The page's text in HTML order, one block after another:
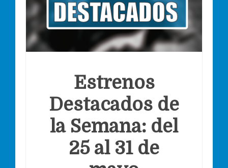
Estrenos
Destacados de
la Semana: del
25 al 31 de